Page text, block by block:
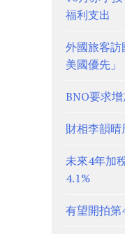
福利支出
外國旅客
美國優先」
BNO要求
財相李韻
未來4年加
4.1%
有望開拍